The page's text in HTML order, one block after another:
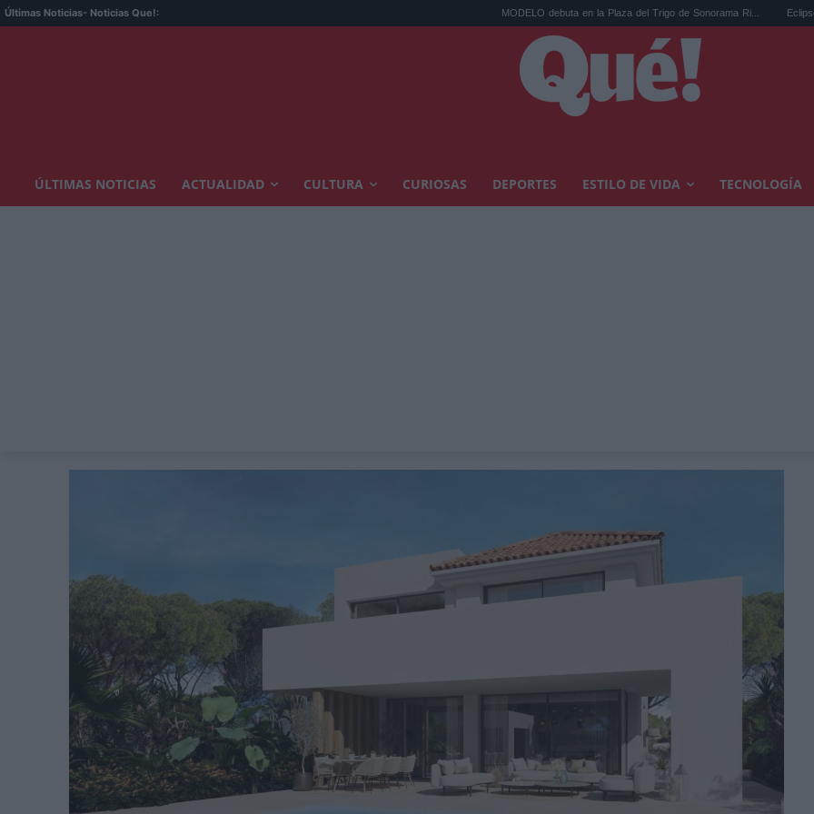
Últimas Noticias- Noticias Que!: MODELO debuta en la Plaza del Trigo de Sonorama Ri... Eclipse solar en
ÚLTIMAS NOTICIAS ACTUALIDAD CULTURA CURIOSAS DEPORTES ESTILO DE VIDA TECNOLOGÍA